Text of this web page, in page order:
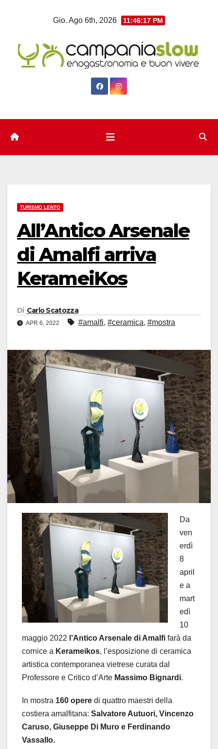
Gio. Ago 6th, 2026 11:46:18 PM
TURISMO LENTO
All’Antico Arsenale
di Amalfi arriva
KerameiKos
Di Carlo Scatozza
APR 6, 2022 #amalfi, #ceramica, #mostra
Da
ven
erdì
8
april
e a
mart
edì
10
maggio 2022 l’Antico Arsenale di Amalfi farà da
cornice a Kerameikos, l’esposizione di ceramica
artistica contemporanea vietrese curata dal
Professore e Critico d’Arte Massimo Bignardi.
In mostra 160 opere di quattro maestri della
costiera amalfitana: Salvatore Autuori, Vincenzo
Caruso, Giuseppe Di Muro e Ferdinando
Vassallo.